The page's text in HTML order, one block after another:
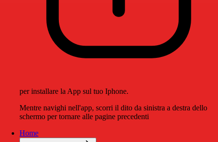
per installare la App sul tuo Iphone.
Mentre navighi nell'app, scorri il dito da sinistra a destra dello
schermo per tornare alle pagine precedenti
Home